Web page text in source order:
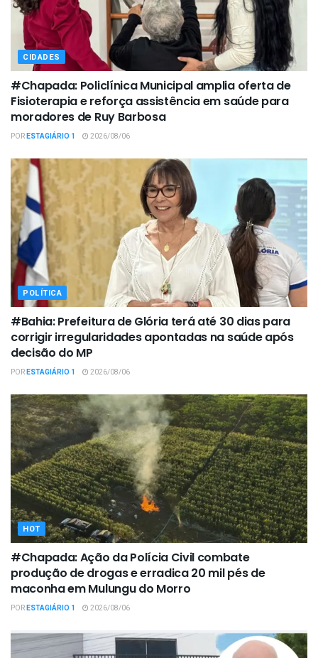
CIDADES
#Chapada: Policlínica Municipal amplia oferta de
Fisioterapia e reforça assistência em saúde para
moradores de Ruy Barbosa
PORESTAGIÁRIO 1 2026/08/06
POLÍTICA
#Bahia: Prefeitura de Glória terá até 30 dias para
corrigir irregularidades apontadas na saúde após
decisão do MP
PORESTAGIÁRIO 1 2026/08/06
HOT
#Chapada: Ação da Polícia Civil combate
produção de drogas e erradica 20 mil pés de
maconha em Mulungu do Morro
PORESTAGIÁRIO 1 2026/08/06